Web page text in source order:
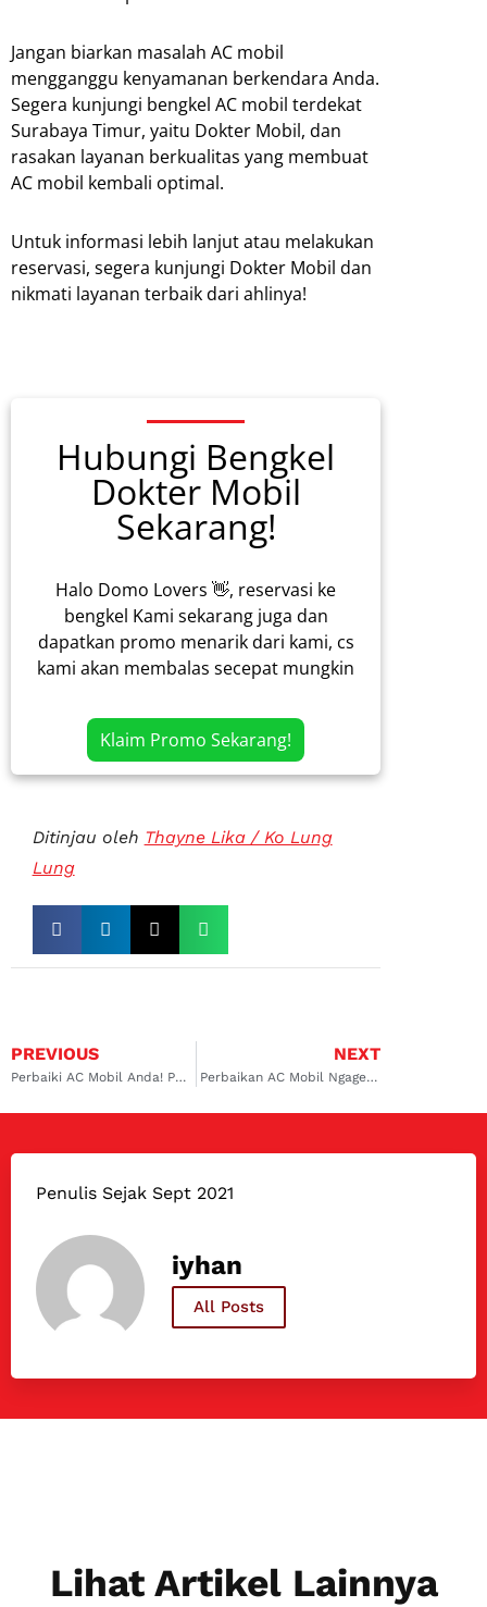
Jangan biarkan masalah AC mobil
mengganggu kenyamanan berkendara Anda.
Segera kunjungi bengkel AC mobil terdekat
Surabaya Timur, yaitu Dokter Mobil, dan
rasakan layanan berkualitas yang membuat
AC mobil kembali optimal.
Untuk informasi lebih lanjut atau melakukan
reservasi, segera kunjungi Dokter Mobil dan
nikmati layanan terbaik dari ahlinya!
Hubungi Bengkel
Dokter Mobil
Sekarang!
Halo Domo Lovers 👋, reservasi ke
bengkel Kami sekarang juga dan
dapatkan promo menarik dari kami, cs
kami akan membalas secepat mungkin
Klaim Promo Sekarang!
Ditinjau oleh Thayne Lika / Ko Lung
Lung
PREVIOUS
Perbaiki AC Mobil Anda! Panduan Ganti Kompresor dan Service Evaporator Terbaik di Serpong
NEXT
Perbaikan AC Mobil Ngagel Profesional Dokter Mobil!
Penulis Sejak Sept 2021
iyhan
All Posts
Lihat Artikel Lainnya